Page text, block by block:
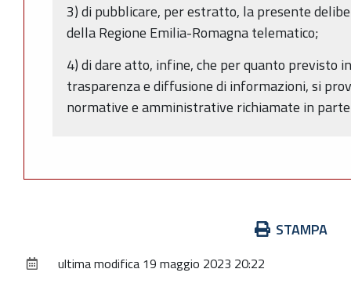
3) di pubblicare, per estratto, la presente
della Regione Emilia-Romagna telematico;
4) di dare atto, infine, che per quanto previsto
trasparenza e diffusione di informazioni, si
normative e amministrative richiamate in
documento
STAMPA
ultima modifica 19 maggio 2023 20:22